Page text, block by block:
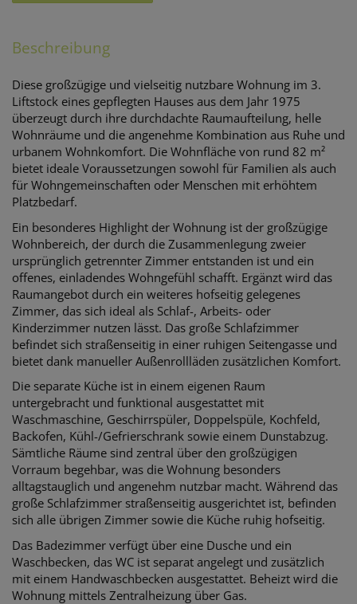
Beschreibung
Diese großzügige und vielseitig nutzbare Wohnung im 3.
Liftstock eines gepflegten Hauses aus dem Jahr 1975
überzeugt durch ihre durchdachte Raumaufteilung, helle
Wohnräume und die angenehme Kombination aus Ruhe und
urbanem Wohnkomfort. Die Wohnfläche von rund 82 m²
bietet ideale Voraussetzungen sowohl für Familien als auch
für Wohngemeinschaften oder Menschen mit erhöhtem
Platzbedarf.
Ein besonderes Highlight der Wohnung ist der großzügige
Wohnbereich, der durch die Zusammenlegung zweier
ursprünglich getrennter Zimmer entstanden ist und ein
offenes, einladendes Wohngefühl schafft. Ergänzt wird das
Raumangebot durch ein weiteres hofseitig gelegenes
Zimmer, das sich ideal als Schlaf-, Arbeits- oder
Kinderzimmer nutzen lässt. Das große Schlafzimmer
befindet sich straßenseitig in einer ruhigen Seitengasse und
bietet dank manueller Außenrollläden zusätzlichen Komfort.
Die separate Küche ist in einem eigenen Raum
untergebracht und funktional ausgestattet mit
Waschmaschine, Geschirrspüler, Doppelspüle, Kochfeld,
Backofen, Kühl-/Gefrierschrank sowie einem Dunstabzug.
Sämtliche Räume sind zentral über den großzügigen
Vorraum begehbar, was die Wohnung besonders
alltagstauglich und angenehm nutzbar macht. Während das
große Schlafzimmer straßenseitig ausgerichtet ist, befinden
sich alle übrigen Zimmer sowie die Küche ruhig hofseitig.
Das Badezimmer verfügt über eine Dusche und ein
Waschbecken, das WC ist separat angelegt und zusätzlich
mit einem Handwaschbecken ausgestattet. Beheizt wird die
Wohnung mittels Zentralheizung über Gas.